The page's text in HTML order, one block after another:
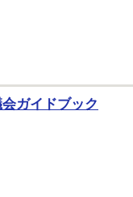
ガイドブック